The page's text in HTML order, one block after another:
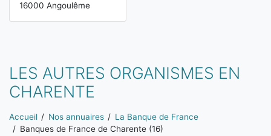
16000 Angoulême
LES AUTRES ORGANISMES EN
CHARENTE
Vous êtes ici:
Accueil Nos annuaires
La Banque de France
Banques de France de Charente (16)